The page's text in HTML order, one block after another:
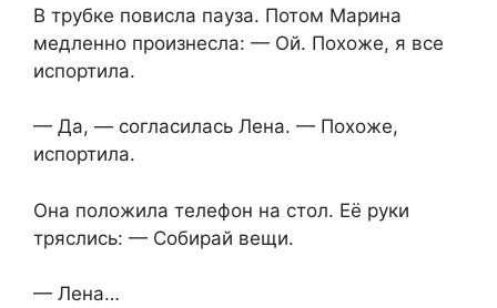
В трубке повисла пауза. Потом Марина
медленно произнесла: — Ой. Похоже, я все
испортила.
— Да, — согласилась Лена. — Похоже,
испортила.
Она положила телефон на стол. Её руки
тряслись: — Собирай вещи.
— Лена…